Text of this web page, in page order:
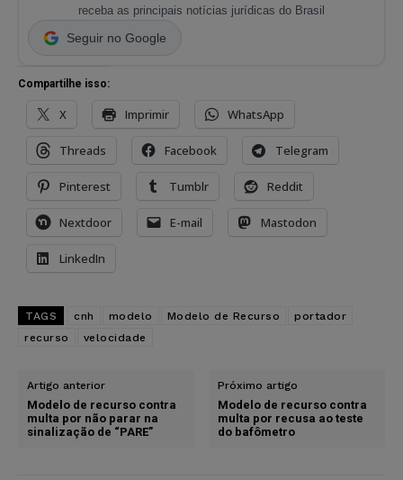
receba as principais notícias jurídicas do Brasil
Seguir no Google
Compartilhe isso:
X Imprimir WhatsApp
Threads Facebook Telegram
Pinterest Tumblr Reddit
Nextdoor E-mail Mastodon
LinkedIn
TAGS cnh modelo Modelo de Recurso
portador
recurso
velocidade
Artigo anterior
Modelo de recurso contra
multa por não parar na
sinalização de “PARE”
Próximo artigo
Modelo de recurso contra
multa por recusa ao teste
do bafômetro